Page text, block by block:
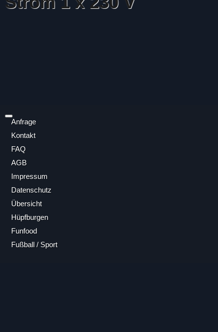
Anfrage
Kontakt
FAQ
AGB
Impressum
Datenschutz
Übersicht
Hüpfburgen
Funfood
Fußball / Sport